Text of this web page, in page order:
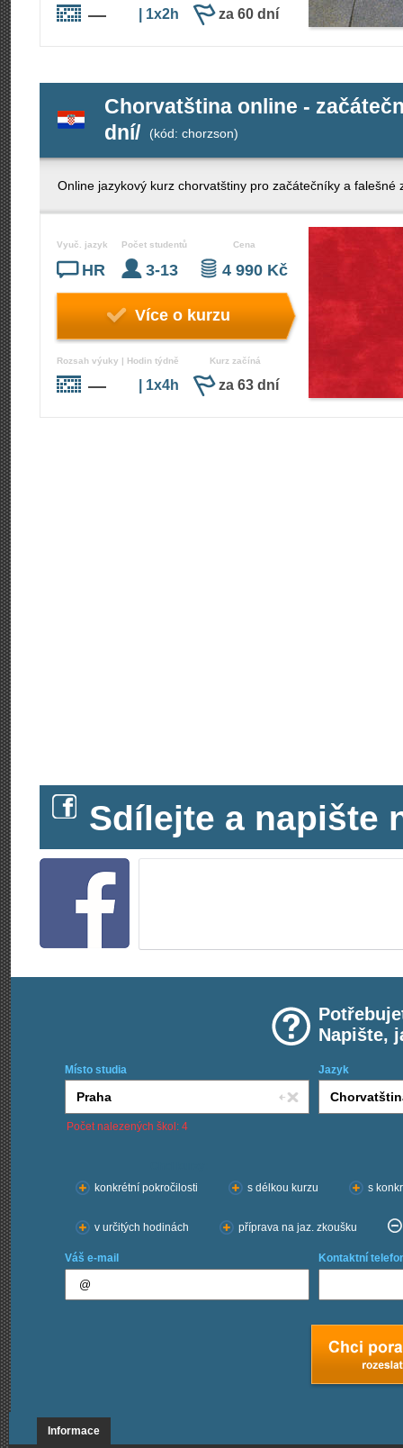
— | 1x2h za 60 dní
Chorvatština online -
dní/
(kód: chorzson)
Online jazykový kurz chorvatštiny pro začátečníky a
Vyuč. jazyk
HR
Počet studentů
3-13
Cena
4 990 Kč
Více o kurzu
Rozsah výuky | Hodin týdně
— | 1x4h
Kurz začíná
za 63 dní
Sdílejte a napište
Napište,
Místo studia Jazyk
Počet nalezených škol: 4
konkrétní pokročilosti
s délkou kurzu s
v určitých hodinách příprava na jaz. zkoušku
Váš e-mail Kontaktní
Informace